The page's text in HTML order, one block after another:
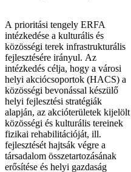
A prioritási tengely ERFA
intézkedése a kulturális és
közösségi terek infrastrukturális
fejlesztésére irányul. Az
intézkedés célja, hogy a városi
helyi akciócsoportok (HACS) a
közösségi bevonással készülő
helyi fejlesztési stratégiák
alapján, az akcióterületek kijelölt
közösségi és kulturális tereinek
fizikai rehabilitációját, ill.
fejlesztését hajtsák végre a
társadalom összetartozásának
erősítése és helyi gazdaság